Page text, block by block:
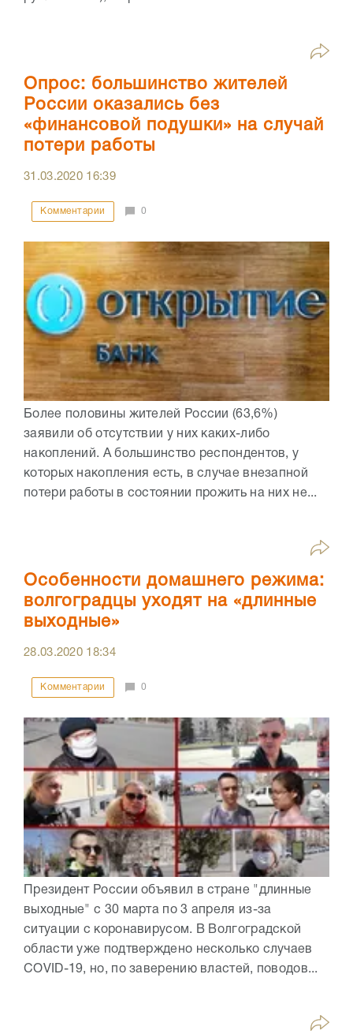
Опрос: большинство жителей
России оказались без
«финансовой подушки» на случай
потери работы
31.03.2020 16:39
Комментарии 0
Более половины жителей России (63,6%)
заявили об отсутствии у них каких-либо
накоплений. А большинство респондентов, у
которых накопления есть, в случае внезапной
потери работы в состоянии прожить на них не...
Особенности домашнего режима:
волгоградцы уходят на «длинные
выходные»
28.03.2020 18:34
Комментарии 0
Президент России объявил в стране "длинные
выходные" с 30 марта по 3 апреля из-за
ситуации с коронавирусом. В Волгоградской
области уже подтверждено несколько случаев
COVID-19, но, по заверению властей, поводов...